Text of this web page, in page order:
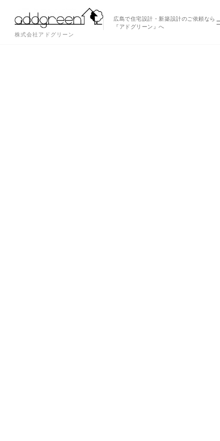
株式会社アドグリーン
広島で住宅設計・新築設計のご依頼なら
『アドグリーン』へ